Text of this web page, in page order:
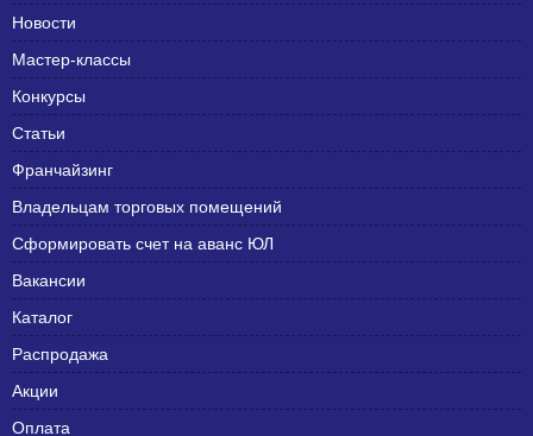
Новости
Мастер-классы
Конкурсы
Статьи
Франчайзинг
Владельцам торговых помещений
Сформировать счет на аванс ЮЛ
Вакансии
Каталог
Распродажа
Акции
Оплата